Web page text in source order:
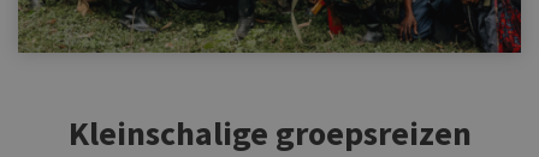
Kleinschalige groepsreizen